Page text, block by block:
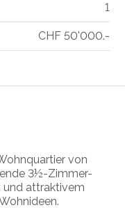
von
3½-Zimmer-
attraktivem
1
CHF 50'000.-